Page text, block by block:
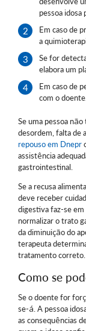
pessoa idosa
Em caso de
a
Se for
elabora um
Em caso de
com o
Se uma pessoa
desordem, falta de
repouso em Dnepr
assistência
gastrointestinal.
Se a recusa
deve receber
digestiva faz-se em
normalizar o trato
da diminuição do
terapeuta
tratamento correto.
Como se
Se o doente for
se-á. A pessoa
as consequências